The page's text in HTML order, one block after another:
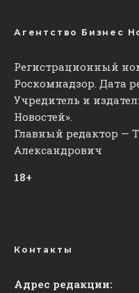
Агентство Бизнес
Регистрационный
Роскомнадзор. Дата
Учредитель и
Новостей».
Главный редактор —
Александрович
18+
Контакты
Адрес редакции: